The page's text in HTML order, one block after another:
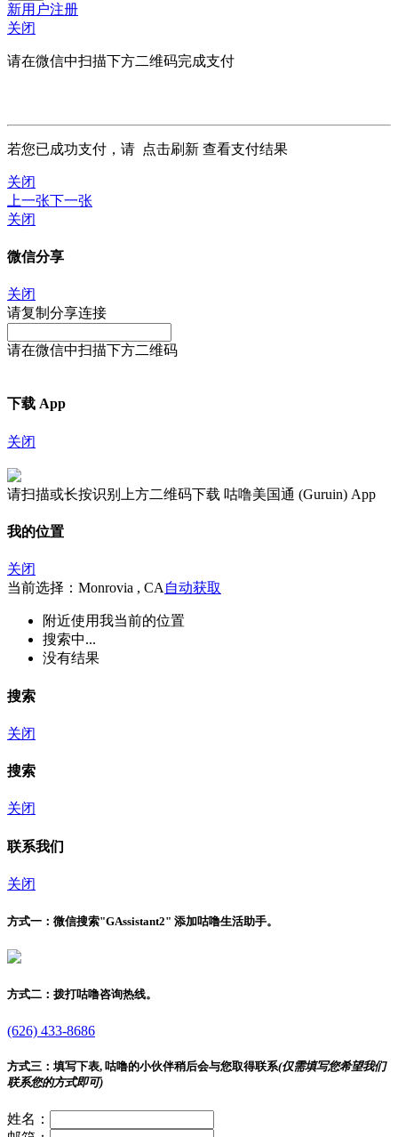
新用户注册
关闭
请在微信中扫描下方二维码完成支付
若您已成功支付，请 点击刷新 查看支付结果
关闭
上一张下一张
关闭
微信分享
关闭
请复制分享连接
请在微信中扫描下方二维码
下载 App
关闭
请扫描或长按识别上方二维码下载 咕噜美国通 (Guruin) App
我的位置
关闭
当前选择：Monrovia , CA 自动获取
附近使用我当前的位置
搜索中...
没有结果
搜索
关闭
搜索
关闭
联系我们
关闭
方式一： 微信搜索"GAssistant2" 添加咕噜生活助手。
方式二： 拨打咕噜咨询热线。
(626) 433-8686
方式三： 填写下表, 咕噜的小伙伴稍后会与您取得联系(仅需填写您希望我们
联系您的方式即可)
姓名：